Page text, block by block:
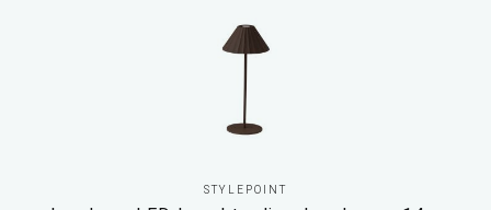
STYLEPOINT